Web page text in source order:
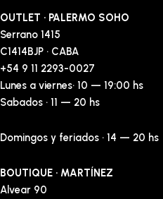
OUTLET · PALERMO SOHO
Serrano 1415
C1414BJP · CABA
+54 9 11 2293-0027
Lunes a viernes· 10 — 19:00 hs
Sabados · 11 — 20 hs
Domingos y feriados · 14 — 20 hs
BOUTIQUE · MARTÍNEZ
Alvear 90